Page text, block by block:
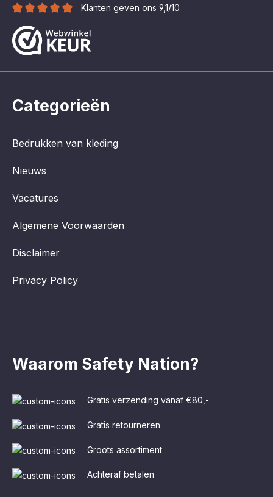
Klanten geven ons 9,1/10
Waarom Safety Nation?
Gratis verzending vanaf €80,-
Gratis retourneren
Groots assortiment
Achteraf betalen
Categorieën
Bedrukken van kleding
Nieuws
Vacatures
Algemene Voorwaarden
Disclaimer
Privacy Policy